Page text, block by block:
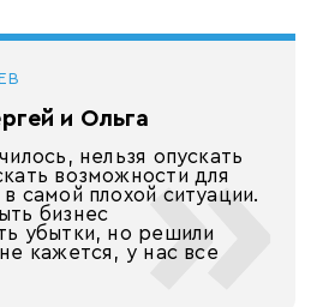
и Ольга
нельзя опускать
возможности для
самой плохой ситуации.
бизнес
убытки, но решили
кажется, у нас все